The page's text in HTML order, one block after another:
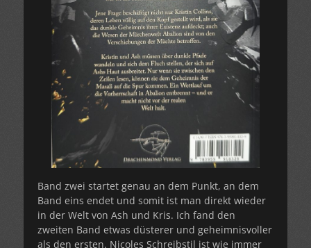
Band zwei startet genau an dem Punkt, an dem
Band eins endet und somit ist man direkt wieder
in der Welt von Ash und Kris. Ich fand den
zweiten Band etwas düsterer und geheimnisvoller
als den ersten. Nicoles Schreibstil ist wie immer